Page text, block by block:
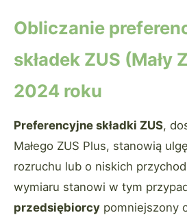
Obliczanie
składek ZUS (Mały
2024 roku
Preferencyjne składki ZUS,
Małego ZUS Plus, stanowią
rozruchu lub o niskich
wymiaru stanowi w tym
przedsiębiorcy pomniejszony